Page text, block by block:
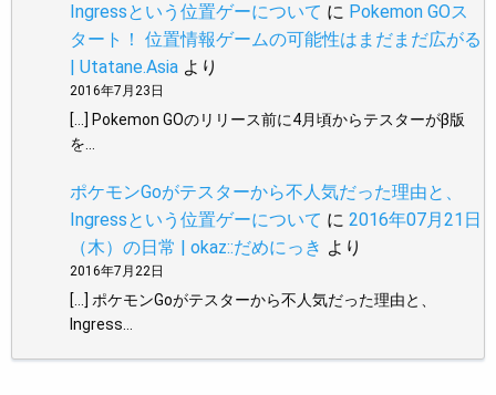
Ingressという位置ゲーについて に Pokemon GOス
タート！ 位置情報ゲームの可能性はまだまだ広がる
| Utatane.Asia より
2016年7月23日
[…] Pokemon GOのリリース前に4月頃からテスターがβ版
を…
ポケモンGoがテスターから不人気だった理由と、
Ingressという位置ゲーについて に 2016年07月21日
（木）の日常 | okaz::だめにっき より
2016年7月22日
[…] ポケモンGoがテスターから不人気だった理由と、
Ingress…